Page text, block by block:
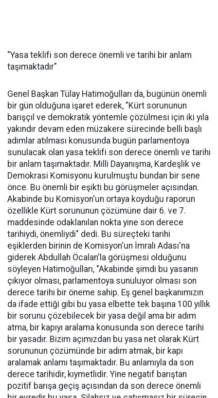
"Yasa teklifi son derece önemli ve tarihi bir anlam
taşımaktadır"
Genel Başkan Tülay Hatimoğulları da, bugünün önemli
bir gün olduğuna işaret ederek, "Kürt sorununun
barışçıl ve demokratik yöntemle çözülmesi için iki yıla
yakındır devam eden müzakere sürecinde belli başlı
adımlar atılması konusunda bugün parlamentoya
sunulacak olan yasa teklifi son derece önemli ve tarihi
bir anlam taşımaktadır. Milli Dayanışma, Kardeşlik ve
Demokrasi Komisyonu kurulmuştu bundan bir sene
önce. Bu önemli bir eşikti bu görüşmeler açısından.
Akabinde bu Komisyon'un ortaya koyduğu raporun
özellikle Kürt sorununun çözümüne dair 6. ve 7.
maddesinde odaklanılan nokta yine son derece
tarihiydi, önemliydi" dedi. Bu süreçteki tarihi
eşiklerden birinin de Komisyon'un İmralı Adası'na
giderek Abdullah Öcalan'la görüşmesi olduğunu
söyleyen Hatimoğulları, "Akabinde şimdi bu yasanın
çıkıyor olması, parlamentoya sunuluyor olması son
derece tarihi bir öneme sahip. Eş genel başkanımızın
da ifade ettiği gibi bu yasa elbette tek başına 100 yıllık
bir sorunu çözebilecek bir yasa değil ama bir adım
atma, bir kapıyı aralama konusunda son derece tarihi
bir yasadır. Bizim açımızdan bu yasa net olarak Kürt
sorununun çözümünde bir adım atmak, bir kapı
aralamak anlamı taşımaktadır. Bu anlamıyla da son
derece tarihidir, kıymetlidir. Yine negatif barıştan
pozitif barışa geçiş açısından da son derece önemli